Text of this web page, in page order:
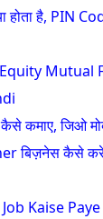
होता है, PIN
Equity Mutual
कमाए, जिओ
बिज़नेस कैसे
Kaise Paye